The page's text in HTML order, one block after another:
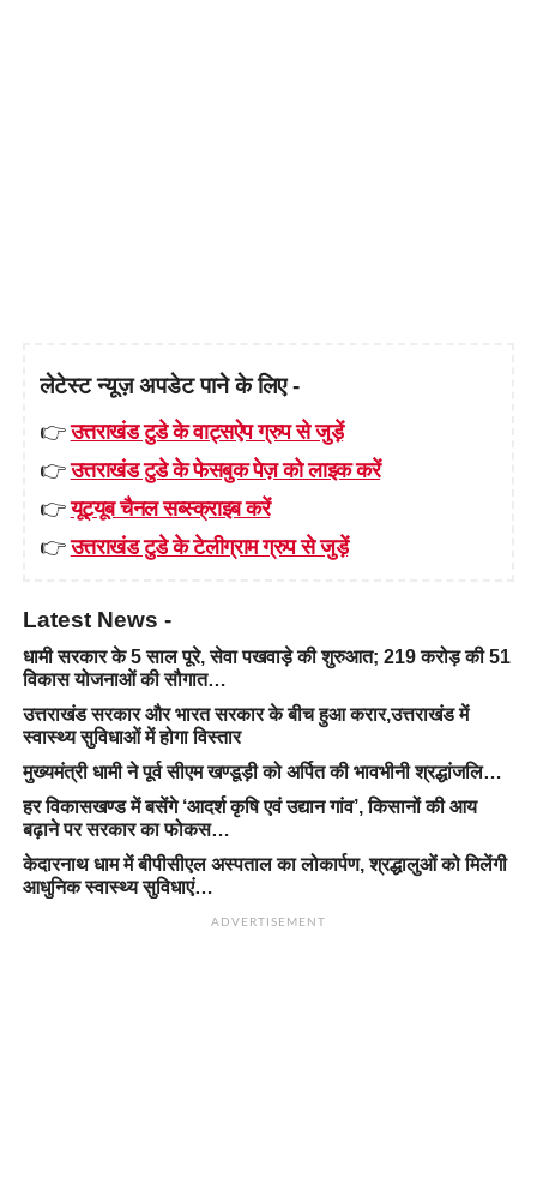
लेटेस्ट न्यूज़ अपडेट पाने के लिए -
👉उत्तराखंड टुडे के वाट्सऐप ग्रुप से जुड़ें
👉उत्तराखंड टुडे के फेसबुक पेज़ को लाइक करें
👉यूट्यूब चैनल सब्स्क्राइब करें
👉उत्तराखंड टुडे के टेलीग्राम ग्रुप से जुड़ें
Latest News -
धामी सरकार के 5 साल पूरे, सेवा पखवाड़े की शुरुआत; 219 करोड़ की 51
विकास योजनाओं की सौगात…
उत्तराखंड सरकार और भारत सरकार के बीच हुआ करार,उत्तराखंड में
स्वास्थ्य सुविधाओं में होगा विस्तार
मुख्यमंत्री धामी ने पूर्व सीएम खण्डूड़ी को अर्पित की भावभीनी श्रद्धांजलि…
हर विकासखण्ड में बसेंगे ‘आदर्श कृषि एवं उद्यान गांव’, किसानों की आय
बढ़ाने पर सरकार का फोकस…
केदारनाथ धाम में बीपीसीएल अस्पताल का लोकार्पण, श्रद्धालुओं को मिलेंगी
आधुनिक स्वास्थ्य सुविधाएं…
ADVERTISEMENT